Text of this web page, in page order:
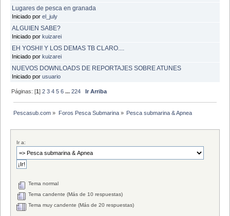
Lugares de pesca en granada
Iniciado por el_july
ALGUIEN SABE?
Iniciado por kuizarei
EH YOSHI! Y LOS DEMAS TB CLARO....
Iniciado por kuizarei
NUEVOS DOWNLOADS DE REPORTAJES SOBRE ATUNES
Iniciado por usuario
Páginas: [1]2 3 4 5 6 ...224 Ir Arriba
Pescasub.com » Foros Pesca Submarina» Pesca submarina & Apnea
Ir a:
Tema normal
Tema candente (Más de 10 respuestas)
Tema muy candente (Más de 20 respuestas)